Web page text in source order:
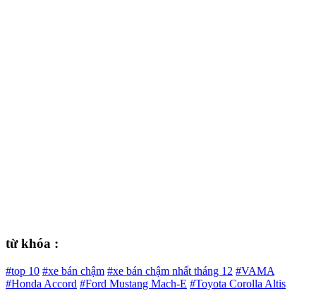
từ khóa :
#top 10 #xe bán chậm #xe bán chậm nhất tháng 12 #VAMA
#Honda Accord #Ford Mustang Mach-E #Toyota Corolla Altis